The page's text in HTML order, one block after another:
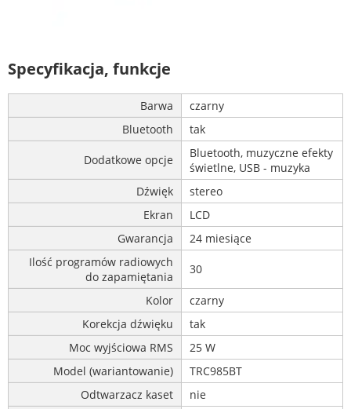
Specyfikacja, funkcje
Barwa
czarny
Bluetooth
tak
Dodatkowe opcje
Bluetooth, muzyczne efekty
świetlne, USB - muzyka
Dźwięk
stereo
Ekran
LCD
Gwarancja
24 miesiące
Ilość programów radiowych
do zapamiętania
30
Kolor
czarny
Korekcja dźwięku
tak
Moc wyjściowa RMS
25 W
Model (wariantowanie)
TRC985BT
Odtwarzacz kaset
nie